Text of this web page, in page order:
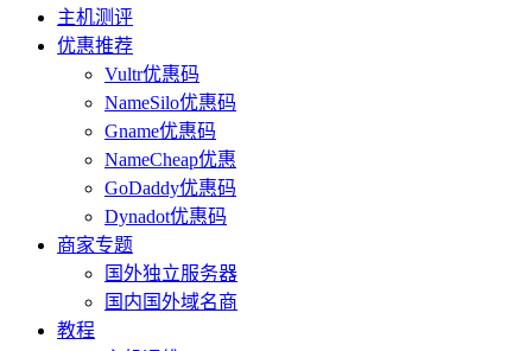
主机测评
优惠推荐
Vultr优惠码
NameSilo优惠码
Gname优惠码
NameCheap优惠
GoDaddy优惠码
Dynadot优惠码
商家专题
国外独立服务器
国内国外域名商
教程